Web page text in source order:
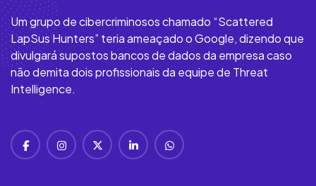
Um grupo de cibercriminosos chamado “Scattered
LapSus Hunters” teria ameaçado o Google, dizendo que
divulgará supostos bancos de dados da empresa caso
não demita dois profissionais da equipe de Threat
Intelligence.